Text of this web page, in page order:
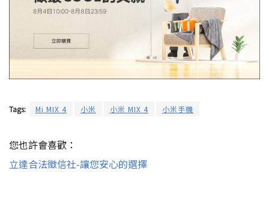
Tags: Mi MIX 4 小米 小米 MIX 4 小米手機
您也許會喜歡：
立達合法徵信社-讓您安心的選擇